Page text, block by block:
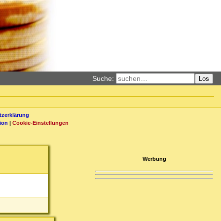
Suche: Los
| Cookie-Einstellungen
Werbung